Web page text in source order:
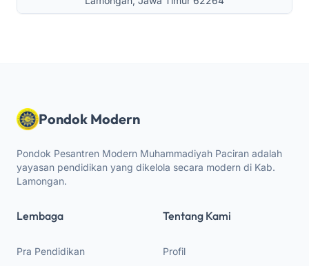
Pondok Modern
Pondok Pesantren Modern Muhammadiyah Paciran adalah
yayasan pendidikan yang dikelola secara modern di Kab.
Lamongan.
Lembaga
Pra Pendidikan
Tentang Kami
Profil